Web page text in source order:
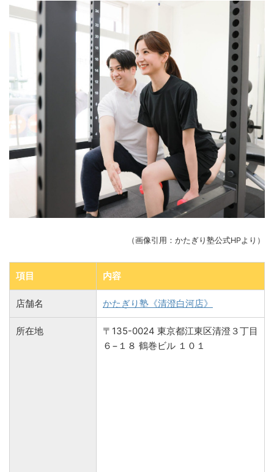
（画像引用：かたぎり塾公式HPより）
項目 内容
店舗名 かたぎり塾《清澄白河店》
所在地
〒135-0024 東京都江東区清澄３丁目
６−１８ 鶴巻ビル １０１